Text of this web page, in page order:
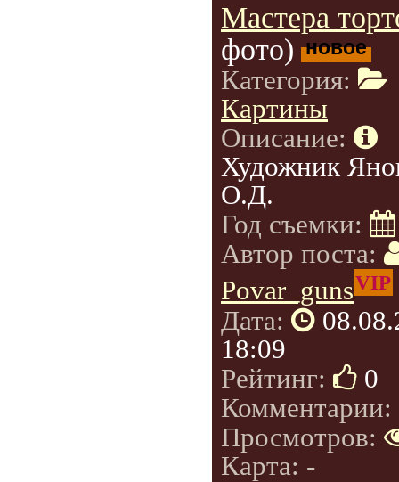
Мастера
фото) новое
Категория:
Картины
Описание:
Художник
О.Д.
Год съемки:
Автор поста:
Povar_gunsVIP
Дата:
18:09
Рейтинг:
0
Комментарии:
Просмотров:
Карта: -